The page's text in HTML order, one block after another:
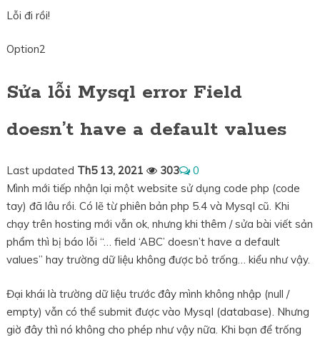
Lỗi đi rồi!
Option2
Sửa lỗi Mysql error Field
doesn’t have a default values
Last updated Th5 13, 2021 303
0
Mình mới tiếp nhận lại một website sử dụng code php (code
tay) đã lâu rồi. Có lẽ từ phiên bản php 5.4 và Mysql cũ. Khi
chạy trên hosting mới vẫn ok, nhưng khi thêm / sửa bài viết sản
phẩm thì bị báo lỗi “… field ‘ABC’ doesn’t have a default
values” hay trường dữ liệu không được bỏ trống… kiểu như vậy.
Đại khái là trường dữ liệu trước đây mình không nhập (null /
empty) vẫn có thể submit được vào Mysql (database). Nhưng
giờ đây thì nó không cho phép như vậy nữa. Khi bạn để trống